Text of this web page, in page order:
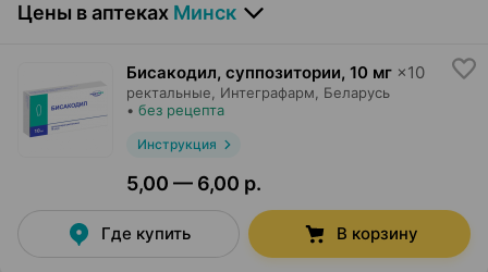
Цены в аптеках Минск
Бисакодил, суппозитории, 10 мг ×10
ректальные, Интеграфарм, Беларусь
• без рецепта
Инструкция
5,00 — 6,00 р.
Где купить В корзину